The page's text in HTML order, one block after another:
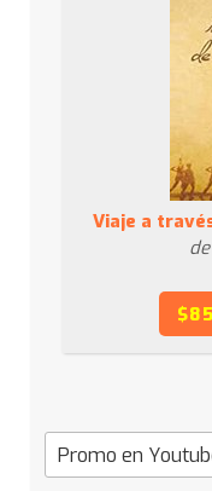
Viaje a